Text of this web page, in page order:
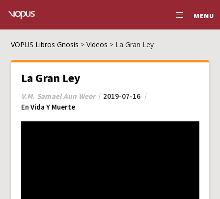
MENU
VOPUS Libros Gnosis >Videos > La Gran Ley
La Gran Ley
V.M. Samael Aun Weor
2019-07-16
En Vida Y Muerte